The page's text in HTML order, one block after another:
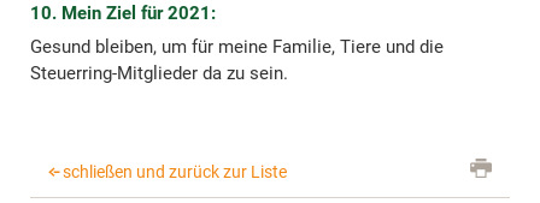
10. Mein Ziel für 2021:
Gesund bleiben, um für meine Familie, Tiere und die
Steuerring-Mitglieder da zu sein.
schließen und zurück zur Liste